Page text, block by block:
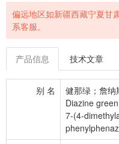
偏远地区如新疆西藏宁夏甘
系客服。
产品信息 技术文章
别 名
健那绿；詹纳
Diazine
7-(4-